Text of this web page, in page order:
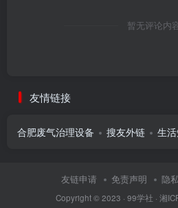
暂无评论内
友情链接
合肥废气治理设备 搜友外链 生
友链申请 免责声明 隐
Copyright © 2023 · 99学社 · 湘